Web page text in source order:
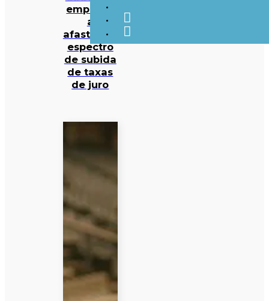
emprego
a
afastarem
espectro
de subida
de taxas
de juro